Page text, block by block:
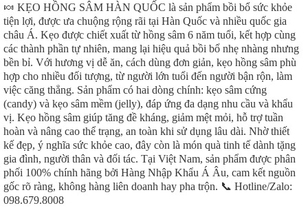
🍬 KẸO HỒNG SÂM HÀN QUỐC là sản phẩm bồi bổ sức khỏe
tiện lợi, được ưa chuộng rộng rãi tại Hàn Quốc và nhiều quốc gia
châu Á. Kẹo được chiết xuất từ hồng sâm 6 năm tuổi, kết hợp cùng
các thành phần tự nhiên, mang lại hiệu quả bồi bổ nhẹ nhàng nhưng
bền bỉ. Với hương vị dễ ăn, cách dùng đơn giản, kẹo hồng sâm phù
hợp cho nhiều đối tượng, từ người lớn tuổi đến người bận rộn, làm
việc căng thẳng. Sản phẩm có hai dòng chính: kẹo sâm cứng
(candy) và kẹo sâm mềm (jelly), đáp ứng đa dạng nhu cầu và khẩu
vị. Kẹo hồng sâm giúp tăng đề kháng, giảm mệt mỏi, hỗ trợ tuần
hoàn và nâng cao thể trạng, an toàn khi sử dụng lâu dài. Nhờ thiết
kế đẹp, ý nghĩa sức khỏe cao, đây còn là món quà tinh tế dành tặng
gia đình, người thân và đối tác. Tại Việt Nam, sản phẩm được phân
phối 100% chính hãng bởi Hàng Nhập Khẩu Á Âu, cam kết nguồn
gốc rõ ràng, không hàng liên doanh hay pha trộn. 📞 Hotline/Zalo:
098.679.8008